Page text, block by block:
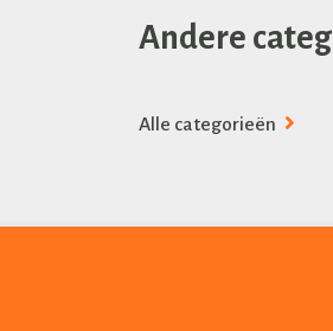
Andere
Alle categorieën